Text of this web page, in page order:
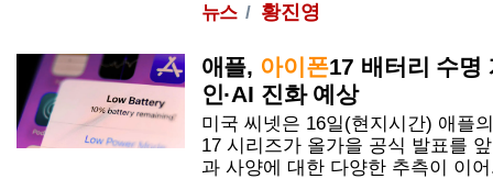
뉴스
황진영
애플, 아이폰17 배터리 수
인·AI 진화 예상
미국 씨넷은 16일(현지시간) 애플
17 시리즈가 올가을 공식 발표를
과 사양에 대한 다양한 추측이 이